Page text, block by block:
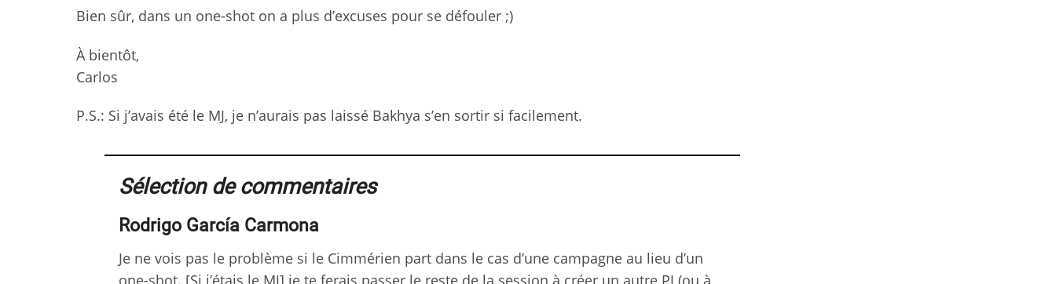
Bien sûr, dans un one-shot on a plus d’excuses pour se défouler ;)
À bientôt,
Carlos
P.S.: Si j’avais été le MJ, je n’aurais pas laissé Bakhya s’en sortir si facilement.
Sélection de commentaires
Rodrigo García Carmona
Je ne vois pas le problème si le Cimmérien part dans le cas d’une campagne au lieu d’un